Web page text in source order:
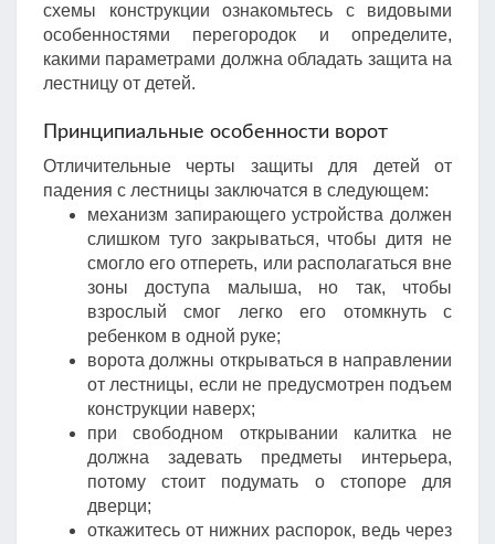
схемы конструкции ознакомьтесь с видовыми
особенностями перегородок и определите,
какими параметрами должна обладать защита на
лестницу от детей.
Принципиальные особенности ворот
Отличительные черты защиты для детей от
падения с лестницы заключатся в следующем:
механизм запирающего устройства должен
слишком туго закрываться, чтобы дитя не
смогло его отпереть, или располагаться вне
зоны доступа малыша, но так, чтобы
взрослый смог легко его отомкнуть с
ребенком в одной руке;
ворота должны открываться в направлении
от лестницы, если не предусмотрен подъем
конструкции наверх;
при свободном открывании калитка не
должна задевать предметы интерьера,
потому стоит подумать о стопоре для
дверци;
откажитесь от нижних распорок, ведь через